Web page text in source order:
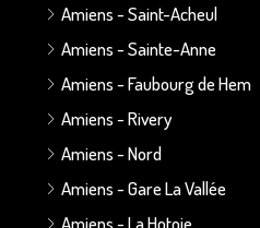
Amiens - Saint-Acheul
Amiens - Sainte-Anne
Amiens - Faubourg de Hem
Amiens - Rivery
Amiens - Nord
Amiens - Gare La Vallée
Amiens - La Hotoie